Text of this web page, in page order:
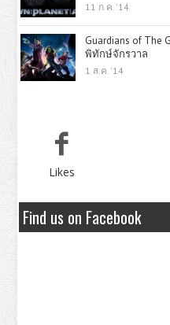
11 ก.ค. '14
Guardians of The
พิทักษ์จักรวาล
1 ส.ค. '14
Likes
Find us on Facebook